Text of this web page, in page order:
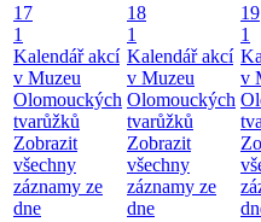
17
1
Kalendář akcí
v Muzeu
Olomouckých
tvarůžků
Zobrazit
všechny
záznamy ze
dne
18
1
Kalendář akcí
v Muzeu
Olomouckých
tvarůžků
Zobrazit
všechny
záznamy ze
dne
19
1
v